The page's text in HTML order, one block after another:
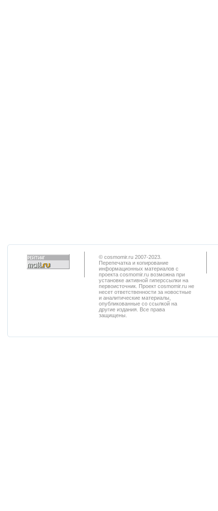
© cosmomir.ru 2007-2023.
Перепечатка и копирование
информационных материалов с
проекта cosmomir.ru возможна при
установке активной гиперссылки на
первоисточник. Проект cosmomir.ru не
несет ответственности за новостные
и аналитические материалы,
опубликованные со ссылкой на
другие издания. Все права
защищены.